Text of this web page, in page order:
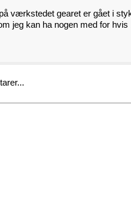
værkstedet gearet er gået i
jeg kan ha nogen med for